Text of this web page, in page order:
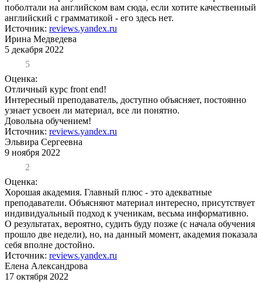
поболтали на английском вам сюда, если хотите качественный
английский с грамматикой - его здесь нет.
Источник: reviews.yandex.ru
Ирина Медведева
5 декабря 2022
5
Оценка:
Отличный курс front end!
Интересный преподаватель, доступно объясняет, постоянно
узнает усвоен ли материал, все ли понятно.
Довольна обучением!
Источник: reviews.yandex.ru
Эльвира Сергеевна
9 ноября 2022
2
Оценка:
Хорошая академия. Главный плюс - это адекватные
преподаватели. Объясняют материал интересно, присутствует
индивидуальный подход к ученикам, весьма информативно.
О результатах, вероятно, судить буду позже (с начала обучения
прошло две недели), но, на данный момент, академия показала
себя вполне достойно.
Источник: reviews.yandex.ru
Елена Александрова
17 октября 2022